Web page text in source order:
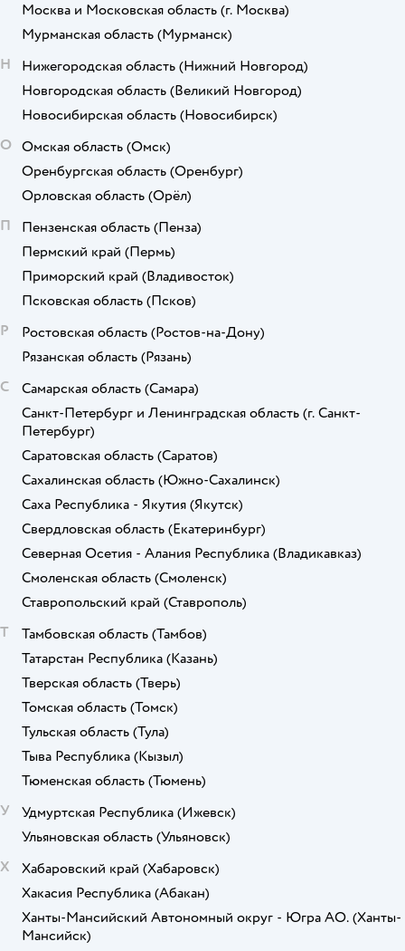
Москва и Московская область (г. Москва)
Мурманская область (Мурманск)
Н
Нижегородская область (Нижний Новгород)
Новгородская область (Великий Новгород)
Новосибирская область (Новосибирск)
О Омская область (Омск)
Оренбургская область (Оренбург)
Орловская область (Орёл)
П
Пензенская область (Пенза)
Пермский край (Пермь)
Приморский край (Владивосток)
Псковская область (Псков)
Р
Ростовская область (Ростов-на-Дону)
Рязанская область (Рязань)
С
Самарская область (Самара)
Санкт-Петербург и Ленинградская область (г. Санкт-
Петербург)
Саратовская область (Саратов)
Сахалинская область (Южно-Сахалинск)
Саха Республика - Якутия (Якутск)
Свердловская область (Екатеринбург)
Северная Осетия - Алания Республика (Владикавказ)
Смоленская область (Смоленск)
Ставропольский край (Ставрополь)
Т
Тамбовская область (Тамбов)
Татарстан Республика (Казань)
Тверская область (Тверь)
Томская область (Томск)
Тульская область (Тула)
Тыва Республика (Кызыл)
Тюменская область (Тюмень)
У
Удмуртская Республика (Ижевск)
Ульяновская область (Ульяновск)
Х
Хабаровский край (Хабаровск)
Хакасия Республика (Абакан)
Ханты-Мансийский Автономный округ - Югра АО. (Ханты-
Мансийск)